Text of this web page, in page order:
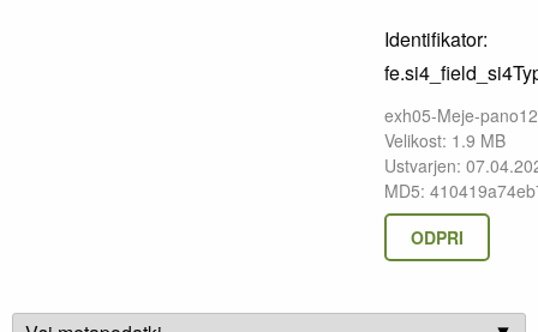
Identifikator:
exh05-Meje-
Velikost: 1.9 MB
Ustvarjen:
MD5:
ODPRI